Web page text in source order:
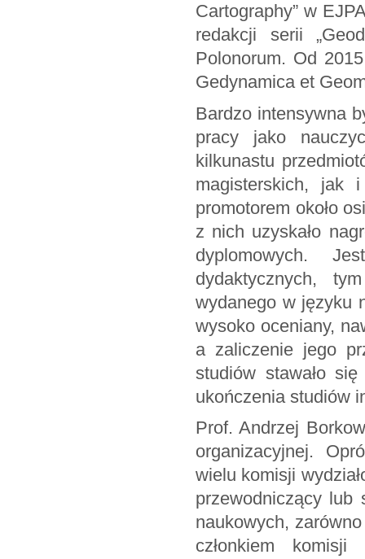
Cartography” w
redakcji serii
Polonorum. Od
Gedynamica et
Bardzo intensywna
pracy jako
kilkunastu
magisterskich, jak
promotorem około
z nich uzyskało
dyplomowych.
dydaktycznych,
wydanego w języku
wysoko oceniany,
a zaliczenie jego
studiów stawało
ukończenia studiów
Prof. Andrzej
organizacyjnej.
wielu komisji
przewodniczący lub
naukowych,
członkiem